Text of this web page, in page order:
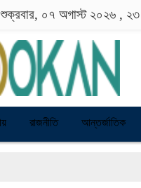
০৭ অগাস্ট ২০২৬ ,
রাজনীতি আন্তর্জাতিক